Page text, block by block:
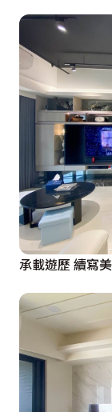
承載遊歷 續寫